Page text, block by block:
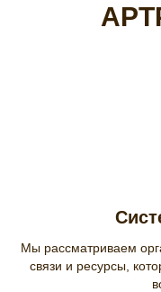
Мы рассматриваем
связи и ресурсы,